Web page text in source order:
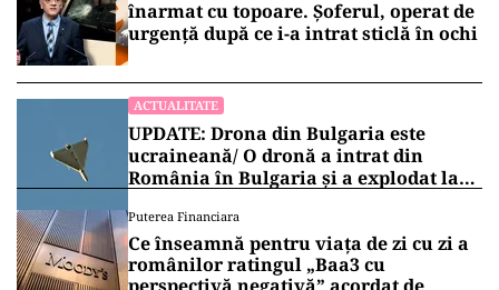
înarmat cu topoare. Șoferul, operat de
urgență după ce i-a intrat sticlă în ochi
ACTUALITATE
UPDATE: Drona din Bulgaria este
ucraineană/ O dronă a intrat din
România în Bulgaria şi a explodat la
Puterea Financiara
Ce înseamnă pentru viața de zi cu zi a
românilor ratingul „Baa3 cu